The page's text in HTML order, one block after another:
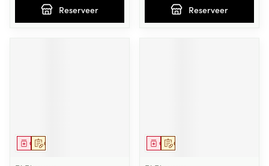
Reserveer Reserveer
Op voorschrift
Geneesmiddel Op voorschrift
Geneesmiddel